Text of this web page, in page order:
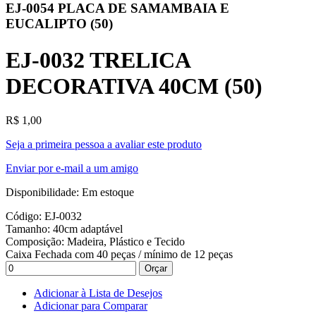
EJ-0054 PLACA DE SAMAMBAIA E
EUCALIPTO (50)
EJ-0032 TRELICA
DECORATIVA 40CM (50)
R$ 1,00
Seja a primeira pessoa a avaliar este produto
Enviar por e-mail a um amigo
Disponibilidade: Em estoque
Código: EJ-0032
Tamanho: 40cm adaptável
Composição: Madeira, Plástico e Tecido
Caixa Fechada com 40 peças / mínimo de 12 peças
Orçar
Adicionar à Lista de Desejos
Adicionar para Comparar